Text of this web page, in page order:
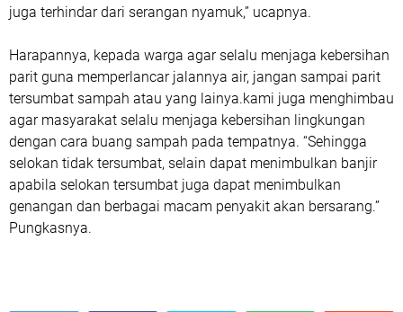
juga terhindar dari serangan nyamuk,” ucapnya.
Harapannya, kepada warga agar selalu menjaga kebersihan
parit guna memperlancar jalannya air, jangan sampai parit
tersumbat sampah atau yang lainya.kami juga menghimbau
agar masyarakat selalu menjaga kebersihan lingkungan
dengan cara buang sampah pada tempatnya. “Sehingga
selokan tidak tersumbat, selain dapat menimbulkan banjir
apabila selokan tersumbat juga dapat menimbulkan
genangan dan berbagai macam penyakit akan bersarang.”
Pungkasnya.